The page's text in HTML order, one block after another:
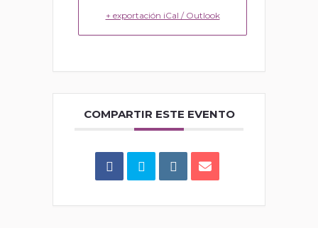
+ exportación iCal / Outlook
COMPARTIR ESTE EVENTO